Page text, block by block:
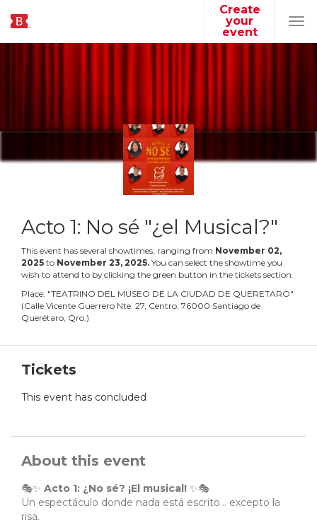
Create
your
event
Acto 1: No sé "¿el Musical?"
This event has several showtimes, ranging from November 02,
2025 to November 23, 2025. You can select the showtime you
wish to attend to by clicking the green button in the tickets section.
Place: "TEATRINO DEL MUSEO DE LA CIUDAD DE QUERETARO"
(Calle Vicente Guerrero Nte. 27, Centro, 76000 Santiago de
Querétaro, Qro.)
Tickets
This event has concluded
About this event
🎭✨ Acto 1: ¿No sé? ¡El musical! ✨🎭
Un espectáculo donde nada está escrito… excepto la
risa.